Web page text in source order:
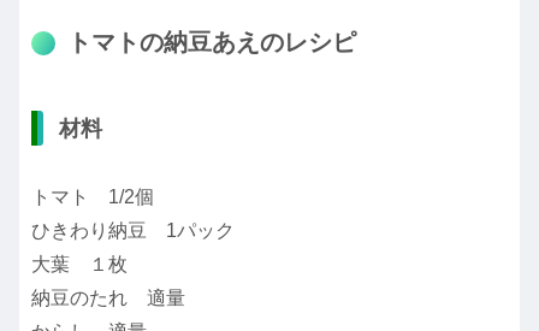
トマトの納豆あえのレシピ
材料
トマト 1/2個
ひきわり納豆 1パック
大葉 １枚
納豆のたれ 適量